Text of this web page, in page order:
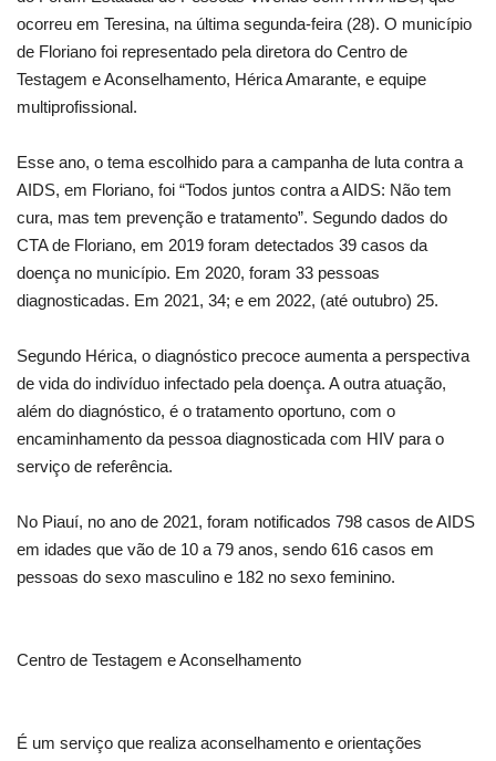
ocorreu em Teresina, na última segunda-feira (28). O município
de Floriano foi representado pela diretora do Centro de
Testagem e Aconselhamento, Hérica Amarante, e equipe
multiprofissional.
Esse ano, o tema escolhido para a campanha de luta contra a
AIDS, em Floriano, foi “Todos juntos contra a AIDS: Não tem
cura, mas tem prevenção e tratamento”. Segundo dados do
CTA de Floriano, em 2019 foram detectados 39 casos da
doença no município. Em 2020, foram 33 pessoas
diagnosticadas. Em 2021, 34; e em 2022, (até outubro) 25.
Segundo Hérica, o diagnóstico precoce aumenta a perspectiva
de vida do indivíduo infectado pela doença. A outra atuação,
além do diagnóstico, é o tratamento oportuno, com o
encaminhamento da pessoa diagnosticada com HIV para o
serviço de referência.
No Piauí, no ano de 2021, foram notificados 798 casos de AIDS
em idades que vão de 10 a 79 anos, sendo 616 casos em
pessoas do sexo masculino e 182 no sexo feminino.
Centro de Testagem e Aconselhamento
É um serviço que realiza aconselhamento e orientações